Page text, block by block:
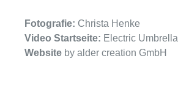
Fotografie: Christa Henke
Video Startseite: Electric Umbrella
Website by alder creation GmbH